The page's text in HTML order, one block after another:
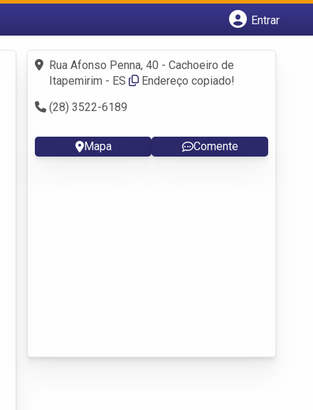
Entrar
Fazer login
Criar conta
Rua Afonso Penna, 40 - Cachoeiro de
Itapemirim - ES
Endereço copiado!
(28) 3522-6189
Mapa Comente